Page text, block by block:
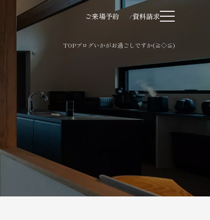
ご来場予約 資料請求
TOPブログいかがお過ごしですか(≧◇≦)